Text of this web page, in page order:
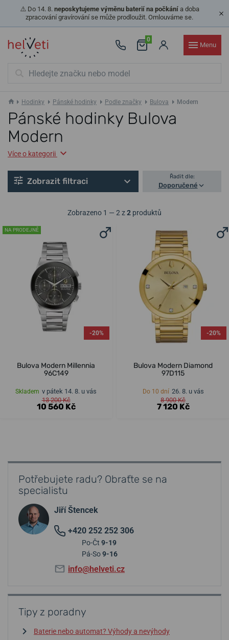
⚠️ Do 14. 8. neposkytujeme výměnu baterií na počkánía doba
zpracování gravírování se může prodloužit. Omlouváme se.
0
Menu
Hodinky Pánské hodinky Podle značky Bulova Modern
Pánské hodinky Bulova
Modern
Více o kategorii
Zobrazit filtraci Řadit dle:
Doporučené
Zobrazeno 1 — 2 z2 produktů
NA PRODEJNĚ
-20%
Bulova Modern Millennia
96C149
Skladem v pátek 14. 8. u vás
13 200 Kč
10 560 Kč
-20%
Bulova Modern Diamond
97D115
Do 10 dní 26. 8. u vás
8 900 Kč
7 120 Kč
Potřebujete radu? Obraťte se na
specialistu
Jiří Štencek
+420 252 252 306
Po-Čt 9-19
Pá-So9-16
info@helveti.cz
Tipy z poradny
Baterie nebo automat? Výhody a nevýhody